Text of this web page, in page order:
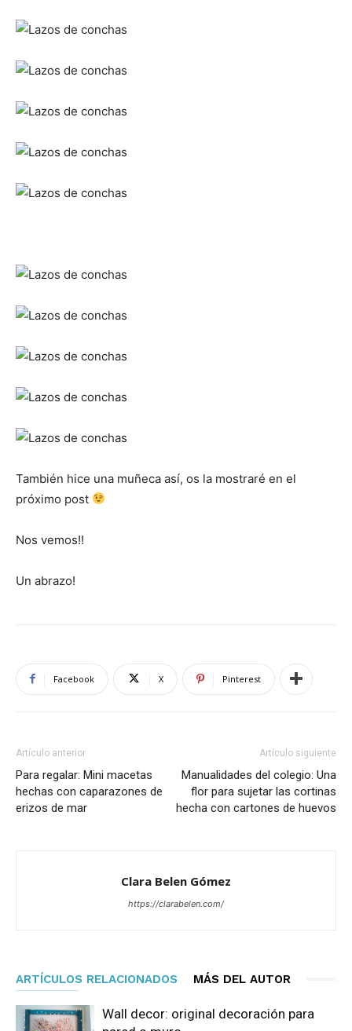
También hice una muñeca así, os la mostraré en el
próximo post
Nos vemos!!
Un abrazo!
Facebook X Pinterest
Artículo anterior
Para regalar: Mini macetas
hechas con caparazones de
erizos de mar
Artículo siguiente
Manualidades del colegio: Una
flor para sujetar las cortinas
hecha con cartones de huevos
Clara Belen Gómez
https://clarabelen.com/
ARTÍCULOS RELACIONADOS MÁS DEL AUTOR
Wall decor: original decoración para